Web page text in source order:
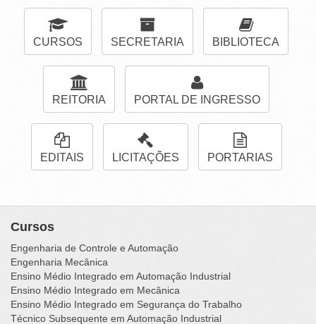
CURSOS SECRETARIA BIBLIOTECA
REITORIA PORTAL DE INGRESSO
EDITAIS LICITAÇÕES PORTARIAS
Cursos
Engenharia de Controle e Automação
Engenharia Mecânica
Ensino Médio Integrado em Automação Industrial
Ensino Médio Integrado em Mecânica
Ensino Médio Integrado em Segurança do Trabalho
Técnico Subsequente em Automação Industrial